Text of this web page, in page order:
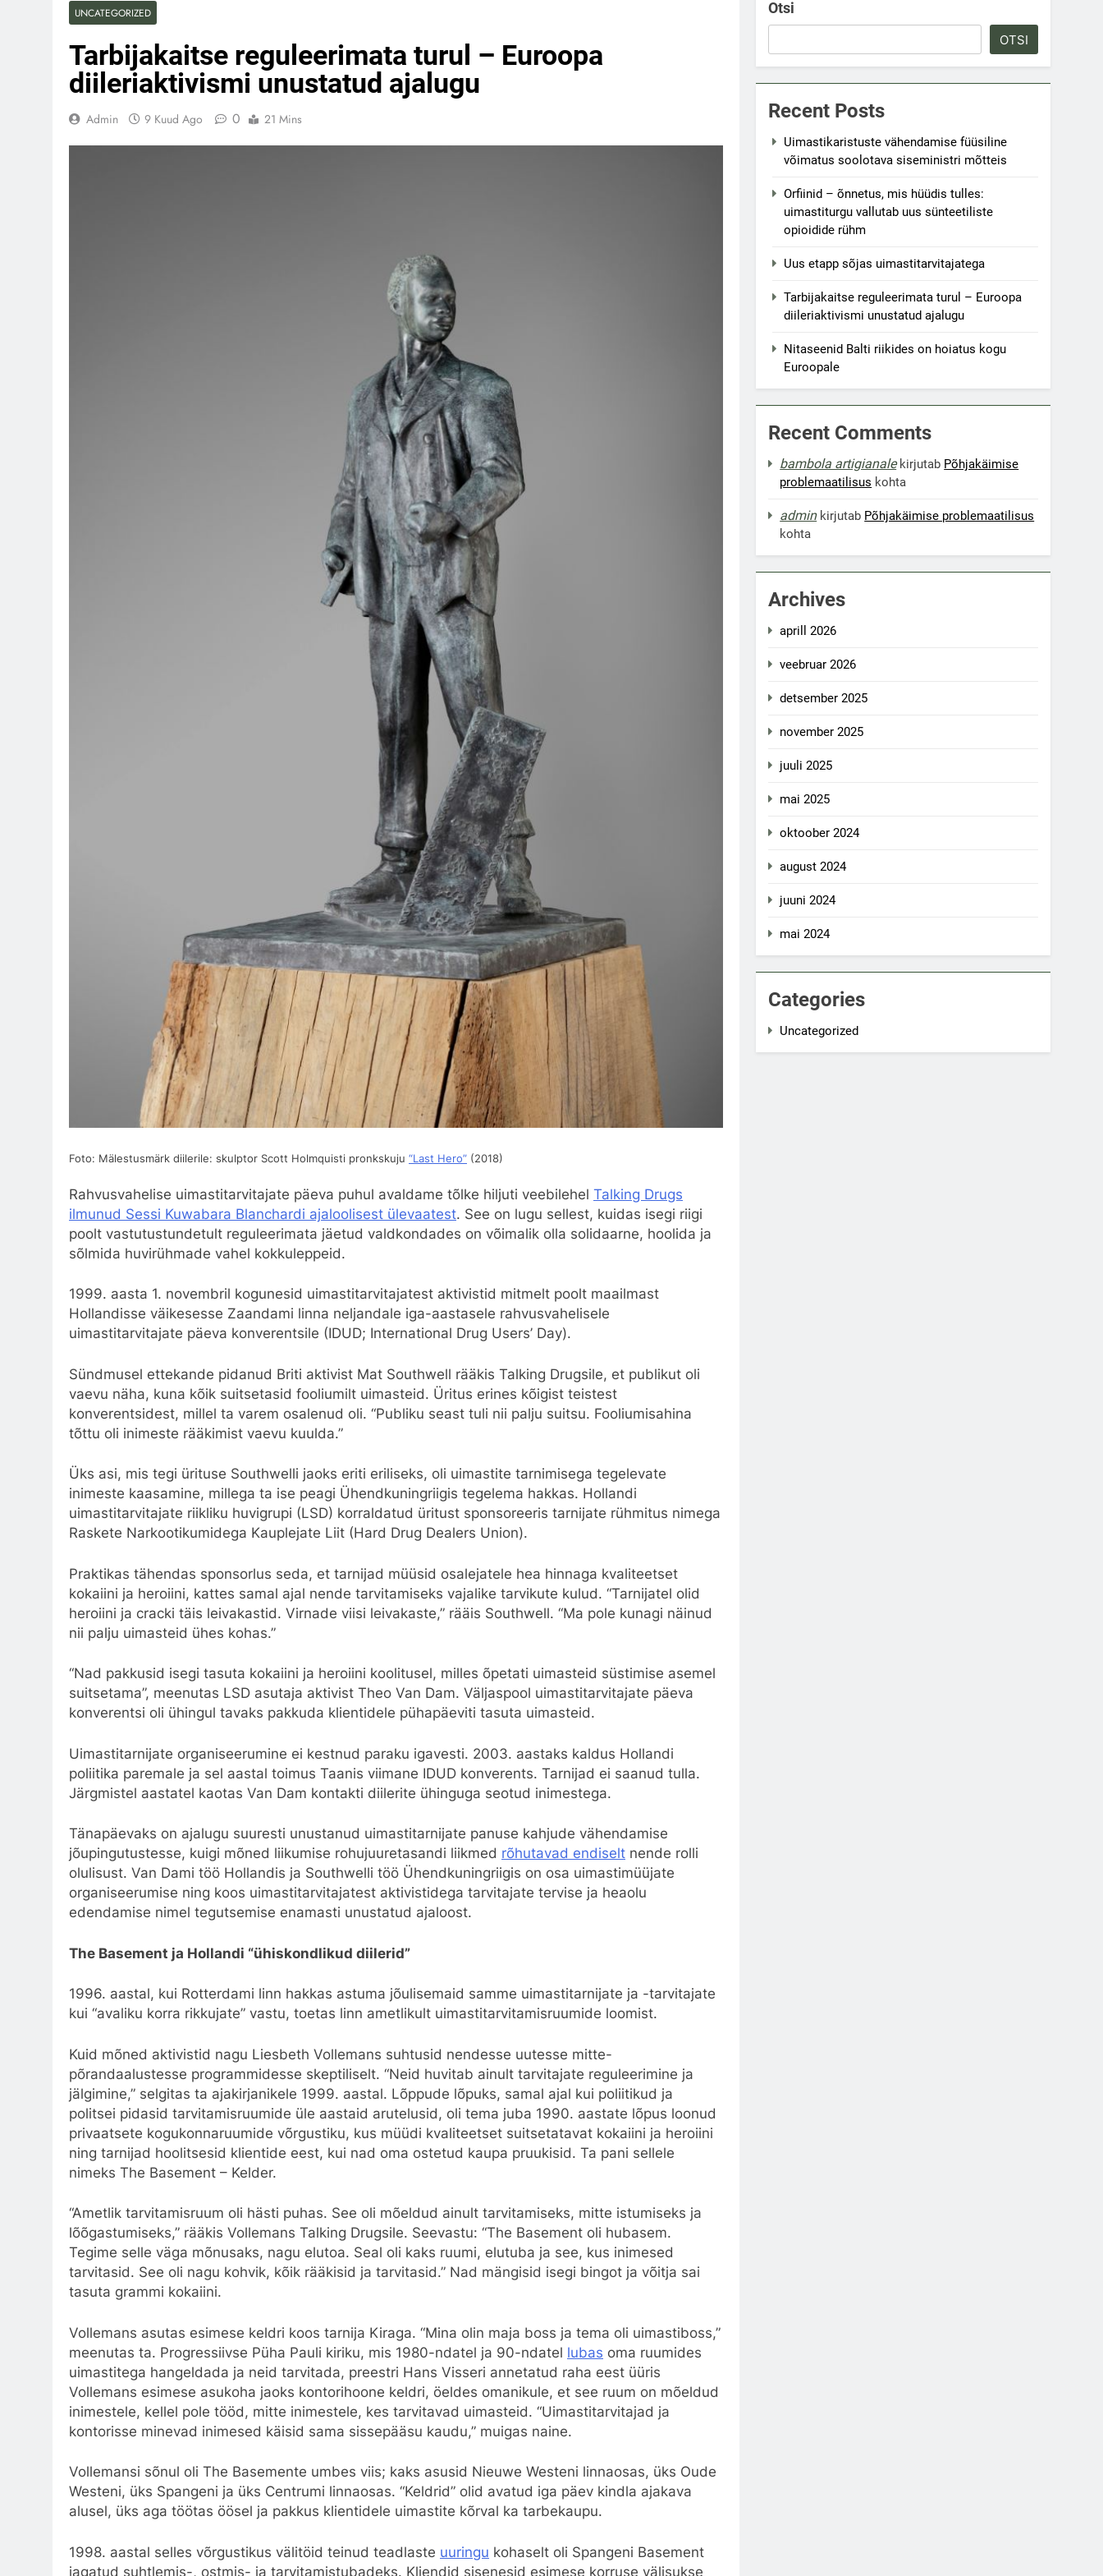
UNCATEGORIZED
Tarbijakaitse reguleerimata turul – Euroopa
diileriaktivismi unustatud ajalugu
Admin 9 Kuud Ago 0 21 Mins
Foto: Mälestusmärk diilerile: skulptor Scott Holmquisti pronkskuju “Last Hero” (2018)
Rahvusvahelise uimastitarvitajate päeva puhul avaldame tõlke hiljuti veebilehel Talking Drugs
ilmunud Sessi Kuwabara Blanchardi ajaloolisest ülevaatest. See on lugu sellest, kuidas isegi riigi
poolt vastutustundetult reguleerimata jäetud valdkondades on võimalik olla solidaarne, hoolida ja
sõlmida huvirühmade vahel kokkuleppeid.
1999. aasta 1. novembril kogunesid uimastitarvitajatest aktivistid mitmelt poolt maailmast
Hollandisse väikesesse Zaandami linna neljandale iga-aastasele rahvusvahelisele
uimastitarvitajate päeva konverentsile (IDUD; International Drug Users’ Day).
Sündmusel ettekande pidanud Briti aktivist Mat Southwell rääkis Talking Drugsile, et publikut oli
vaevu näha, kuna kõik suitsetasid fooliumilt uimasteid. Üritus erines kõigist teistest
konverentsidest, millel ta varem osalenud oli. “Publiku seast tuli nii palju suitsu. Fooliumisahina
tõttu oli inimeste rääkimist vaevu kuulda.”
Üks asi, mis tegi ürituse Southwelli jaoks eriti eriliseks, oli uimastite tarnimisega tegelevate
inimeste kaasamine, millega ta ise peagi Ühendkuningriigis tegelema hakkas. Hollandi
uimastitarvitajate riikliku huvigrupi (LSD) korraldatud üritust sponsoreeris tarnijate rühmitus nimega
Raskete Narkootikumidega Kauplejate Liit (Hard Drug Dealers Union).
Praktikas tähendas sponsorlus seda, et tarnijad müüsid osalejatele hea hinnaga kvaliteetset
kokaiini ja heroiini, kattes samal ajal nende tarvitamiseks vajalike tarvikute kulud. “Tarnijatel olid
heroiini ja cracki täis leivakastid. Virnade viisi leivakaste,” rääis Southwell. “Ma pole kunagi näinud
nii palju uimasteid ühes kohas.”
“Nad pakkusid isegi tasuta kokaiini ja heroiini koolitusel, milles õpetati uimasteid süstimise asemel
suitsetama”, meenutas LSD asutaja aktivist Theo Van Dam. Väljaspool uimastitarvitajate päeva
konverentsi oli ühingul tavaks pakkuda klientidele pühapäeviti tasuta uimasteid.
Uimastitarnijate organiseerumine ei kestnud paraku igavesti. 2003. aastaks kaldus Hollandi
poliitika paremale ja sel aastal toimus Taanis viimane IDUD konverents. Tarnijad ei saanud tulla.
Järgmistel aastatel kaotas Van Dam kontakti diilerite ühinguga seotud inimestega.
Tänapäevaks on ajalugu suuresti unustanud uimastitarnijate panuse kahjude vähendamise
jõupingutustesse, kuigi mõned liikumise rohujuuretasandi liikmed rõhutavad endiselt nende rolli
olulisust. Van Dami töö Hollandis ja Southwelli töö Ühendkuningriigis on osa uimastimüüjate
organiseerumise ning koos uimastitarvitajatest aktivistidega tarvitajate tervise ja heaolu
edendamise nimel tegutsemise enamasti unustatud ajaloost.
The Basement ja Hollandi “ühiskondlikud diilerid”
1996. aastal, kui Rotterdami linn hakkas astuma jõulisemaid samme uimastitarnijate ja -tarvitajate
kui “avaliku korra rikkujate” vastu, toetas linn ametlikult uimastitarvitamisruumide loomist.
Kuid mõned aktivistid nagu Liesbeth Vollemans suhtusid nendesse uutesse mitte-
põrandaalustesse programmidesse skeptiliselt. “Neid huvitab ainult tarvitajate reguleerimine ja
jälgimine,” selgitas ta ajakirjanikele 1999. aastal. Lõppude lõpuks, samal ajal kui poliitikud ja
politsei pidasid tarvitamisruumide üle aastaid arutelusid, oli tema juba 1990. aastate lõpus loonud
privaatsete kogukonnaruumide võrgustiku, kus müüdi kvaliteetset suitsetatavat kokaiini ja heroiini
ning tarnijad hoolitsesid klientide eest, kui nad oma ostetud kaupa pruukisid. Ta pani sellele
nimeks The Basement – Kelder.
“Ametlik tarvitamisruum oli hästi puhas. See oli mõeldud ainult tarvitamiseks, mitte istumiseks ja
lõõgastumiseks,” rääkis Vollemans Talking Drugsile. Seevastu: “The Basement oli hubasem.
Tegime selle väga mõnusaks, nagu elutoa. Seal oli kaks ruumi, elutuba ja see, kus inimesed
tarvitasid. See oli nagu kohvik, kõik rääkisid ja tarvitasid.” Nad mängisid isegi bingot ja võitja sai
tasuta grammi kokaiini.
Vollemans asutas esimese keldri koos tarnija Kiraga. “Mina olin maja boss ja tema oli uimastiboss,”
meenutas ta. Progressiivse Püha Pauli kiriku, mis 1980-ndatel ja 90-ndatel lubas oma ruumides
uimastitega hangeldada ja neid tarvitada, preestri Hans Visseri annetatud raha eest üüris
Vollemans esimese asukoha jaoks kontorihoone keldri, öeldes omanikule, et see ruum on mõeldud
inimestele, kellel pole tööd, mitte inimestele, kes tarvitavad uimasteid. “Uimastitarvitajad ja
kontorisse minevad inimesed käisid sama sissepääsu kaudu,” muigas naine.
Vollemansi sõnul oli The Basemente umbes viis; kaks asusid Nieuwe Westeni linnaosas, üks Oude
Westeni, üks Spangeni ja üks Centrumi linnaosas. “Keldrid” olid avatud iga päev kindla ajakava
alusel, üks aga töötas öösel ja pakkus klientidele uimastite kõrval ka tarbekaupu.
1998. aastal selles võrgustikus välitöid teinud teadlaste uuringu kohaselt oli Spangeni Basement
jagatud suhtlemis-, ostmis- ja tarvitamistubadeks. Kliendid sisenesid esimese korruse välisukse
Otsi
OTSI
Recent Posts
Uimastikaristuste vähendamise füüsiline
võimatus soolotava siseministri mõtteis
Orfiinid – õnnetus, mis hüüdis tulles:
uimastiturgu vallutab uus sünteetiliste
opioidide rühm
Uus etapp sõjas uimastitarvitajatega
Tarbijakaitse reguleerimata turul – Euroopa
diileriaktivismi unustatud ajalugu
Nitaseenid Balti riikides on hoiatus kogu
Euroopale
Recent Comments
bambola artigianalekirjutab Põhjakäimise
problemaatilisus kohta
adminkirjutab Põhjakäimise problemaatilisus
kohta
Archives
aprill 2026
veebruar 2026
detsember 2025
november 2025
juuli 2025
mai 2025
oktoober 2024
august 2024
juuni 2024
mai 2024
Categories
Uncategorized